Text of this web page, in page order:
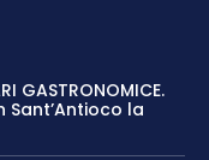
GASTRONOMICE.
Sant’Antioco la